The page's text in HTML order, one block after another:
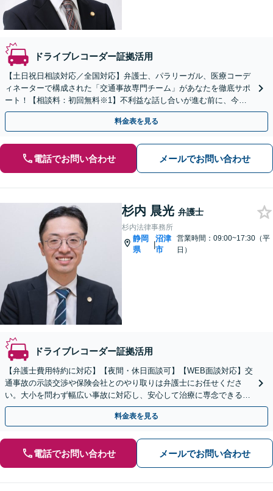
ドライブレコーダー証拠活用
【土日祝日相談対応／全国対応】弁護士、パラリーガル、医療コーデ
ィネーターで構成された「交通事故専門チーム」があなたを徹底サポ
ート！【相談料：初回無料※1】不利益な話し合いが進む前に、今す
ぐ相談！
料金表を見る
電話でお問い合わせ メールでお問い合わせ
杉内 晨光 弁護士
杉内法律事務所
静岡
県
|
沼津
市
営業時間：09:00~17:30（平
日）
ドライブレコーダー証拠活用
【弁護士費用特約に対応】【夜間・休日面談可】【WEB面談対応】交
通事故の示談交渉や保険会社とのやり取りは弁護士にお任せくださ
い。大小を問わず幅広い事故に対応し、安心して治療に専念できるよ
うサポートいたします。
料金表を見る
電話でお問い合わせ メールでお問い合わせ